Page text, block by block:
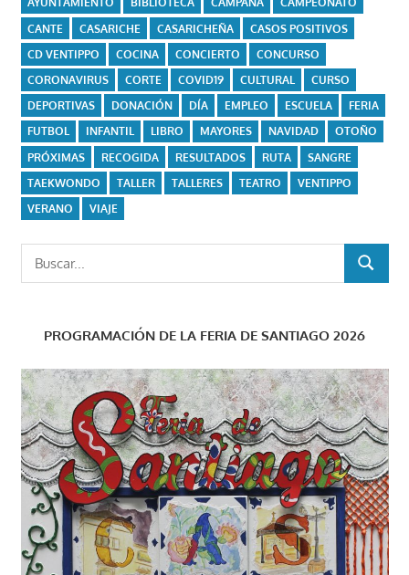
CANTE
CASARICHE CASARICHEÑA
CASOS POSITIVOS
CD VENTIPPO
COCINA CONCIERTO
CONCURSO
CORONAVIRUS
CORTE COVID19 CULTURAL
CURSO
DEPORTIVAS
DONACIÓN DÍA EMPLEO ESCUELA
FERIA
FUTBOL
INFANTIL LIBRO MAYORES NAVIDAD
OTOÑO
PRÓXIMAS
RECOGIDA RESULTADOS RUTA
SANGRE
TAEKWONDO
TALLER TALLERES TEATRO
VENTIPPO
VERANO
VIAJE
BUSCAR
PROGRAMACIÓN DE LA FERIA DE SANTIAGO 2026